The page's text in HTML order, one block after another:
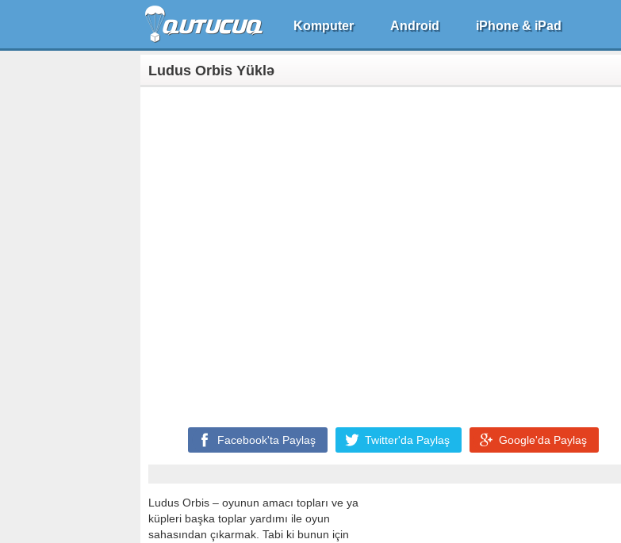
Komputer Android iPhone & iPad
Ludus Orbis Yüklə
Facebook'ta Paylaş Twitter'da Paylaş Google'da Paylaş
Ludus Orbis – oyunun amacı topları ve ya
küpleri başka toplar yardımı ile oyun
sahasından çıkarmak. Tabi ki bunun için